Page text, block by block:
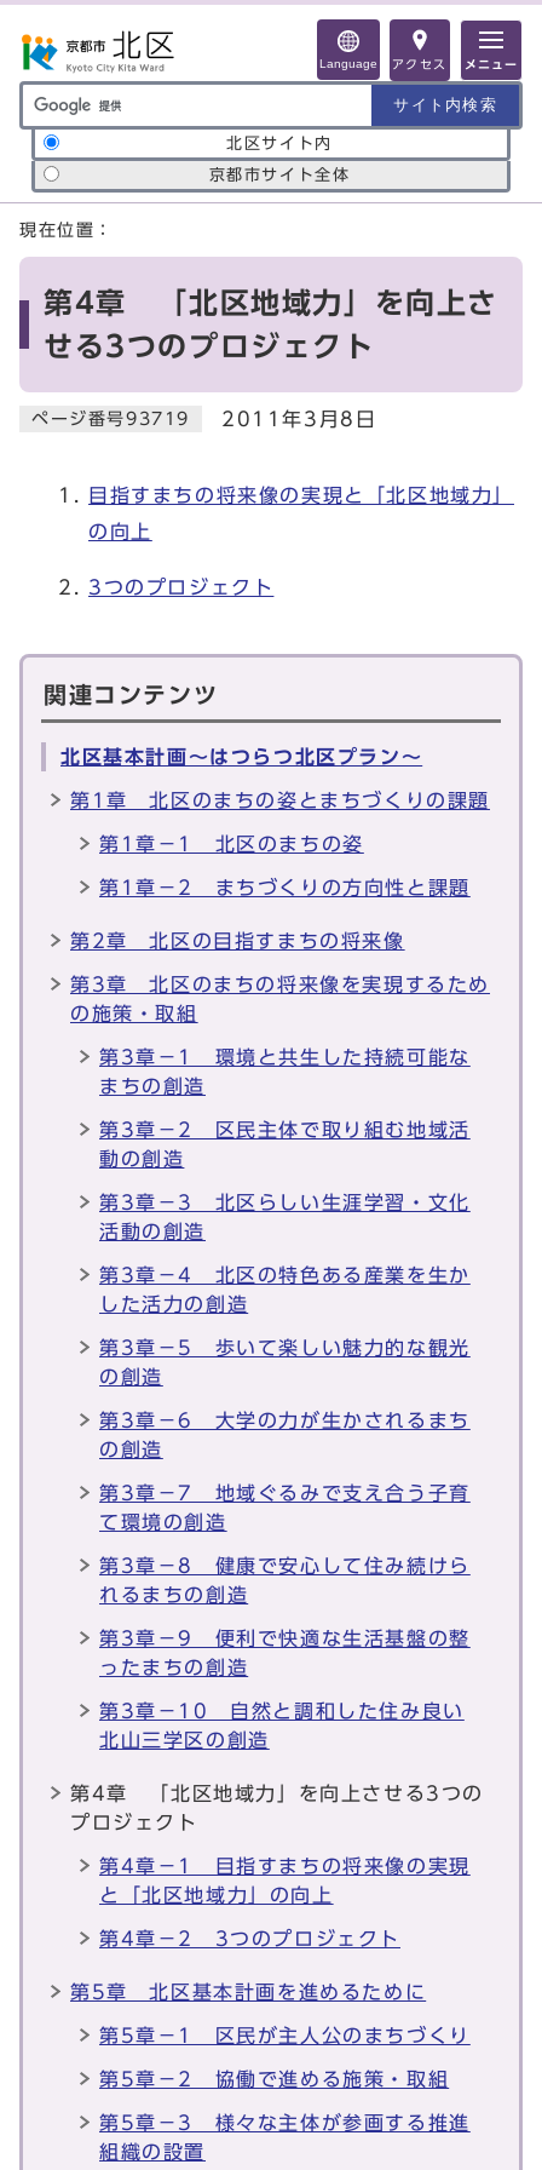
Language アクセス メニュー
サイト内検索の範囲
北区サイト内
京都市サイト全体
ここから本文です
現在位置：
第4章 「北区地域力」を向上さ
せる3つのプロジェクト
ページ番号93719 2011年3月8日
目指すまちの将来像の実現と「北区地域力」
の向上
3つのプロジェクト
関連コンテンツ
北区基本計画～はつらつ北区プラン～
第1章 北区のまちの姿とまちづくりの課題
第1章－1 北区のまちの姿
第1章－2 まちづくりの方向性と課題
第2章 北区の目指すまちの将来像
第3章 北区のまちの将来像を実現するため
の施策・取組
第3章－1 環境と共生した持続可能な
まちの創造
第3章－2 区民主体で取り組む地域活
動の創造
第3章－3 北区らしい生涯学習・文化
活動の創造
第3章－4 北区の特色ある産業を生か
した活力の創造
第3章－5 歩いて楽しい魅力的な観光
の創造
第3章－6 大学の力が生かされるまち
の創造
第3章－7 地域ぐるみで支え合う子育
て環境の創造
第3章－8 健康で安心して住み続けら
れるまちの創造
第3章－9 便利で快適な生活基盤の整
ったまちの創造
第3章－10 自然と調和した住み良い
北山三学区の創造
第4章 「北区地域力」を向上させる3つの
プロジェクト
第4章－1 目指すまちの将来像の実現
と「北区地域力」の向上
第4章－2 3つのプロジェクト
第5章 北区基本計画を進めるために
第5章－1 区民が主人公のまちづくり
第5章－2 協働で進める施策・取組
第5章－3 様々な主体が参画する推進
組織の設置